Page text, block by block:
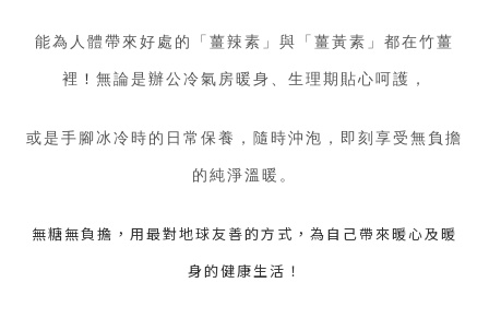
能為人體帶來好處的「薑辣素」與「薑黃素」都在竹薑
裡 ！ 無論是辦公冷氣房暖身、生理期貼心呵護，
或是手腳冰冷時的日常保養，隨時沖泡，即刻享受無負擔
的純淨溫暖。
無糖無負擔，用最對地球友善的方式，為自己帶來暖心及暖
身的健康生活！